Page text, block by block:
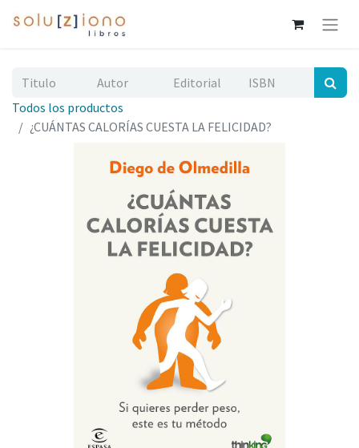
Todos los productos
¿CUÁNTAS CALORÍAS CUESTA LA FELICIDAD?